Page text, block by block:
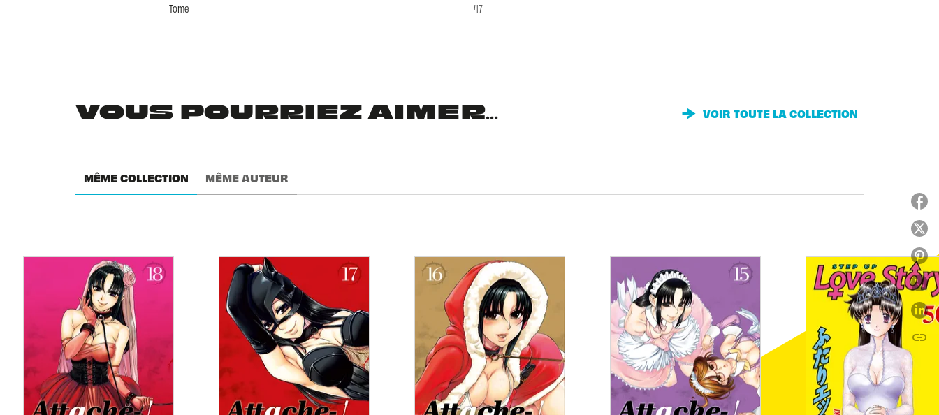
Tome
47
VOUS POURRIEZ AIMER... VOIR TOUTE LA COLLECTION
MÊME COLLECTION MÊME AUTEUR
link